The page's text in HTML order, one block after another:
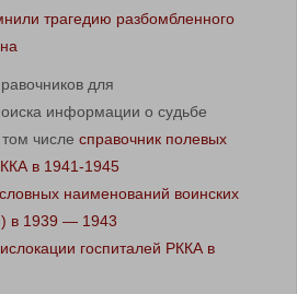
трагедию разбомбленного
для
информации о судьбе
числе справочник полевых
в 1941-1945
наименований воинских
в 1939 — 1943
госпиталей РККА в